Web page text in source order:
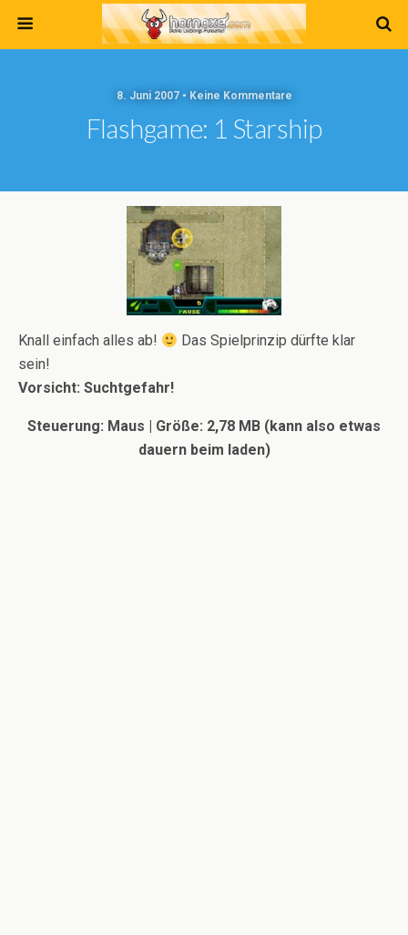
8. Juni 2007 • Keine Kommentare
Flashgame: 1 Starship
Knall einfach alles ab!
Das Spielprinzip dürfte klar
sein!
Vorsicht: Suchtgefahr!
Steuerung: Maus | Größe: 2,78 MB (kann also etwas
dauern beim laden)